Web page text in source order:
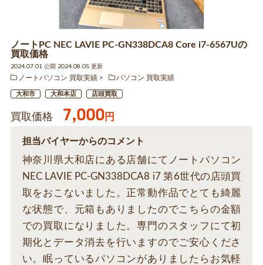
ノートPC NEC LAVIE PC-GN338DCA8 Core i7-6567Uの
買取価格
2024.07.01 公開 2024.08.05 更新
ノートパソコン 買取実績
パソコン 買取実績
大和市 大和本店 店頭買取
買取価格 7,000円
担当バイヤーからのコメント
神奈川県大和店にある店舗にてノートパソコン
NEC LAVIE PC-GN338DCA8 i7 第6世代の店頭買
取をおこないました。正常動作品でとても綺麗
な状態で、元箱もありましたのでこちらの金額
での買取になりました。専門のスタッフにて初
期化とデータ消去を行いますのでご安心くださ
い。眠っているパソコンがありましたらお気軽